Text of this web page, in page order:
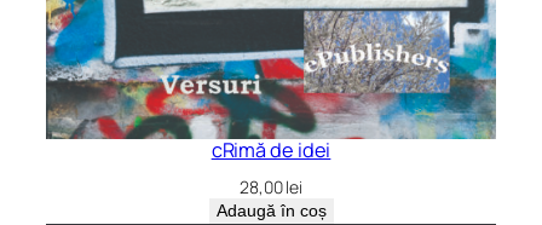
cRimă de idei
28,00lei
Adaugă în coș